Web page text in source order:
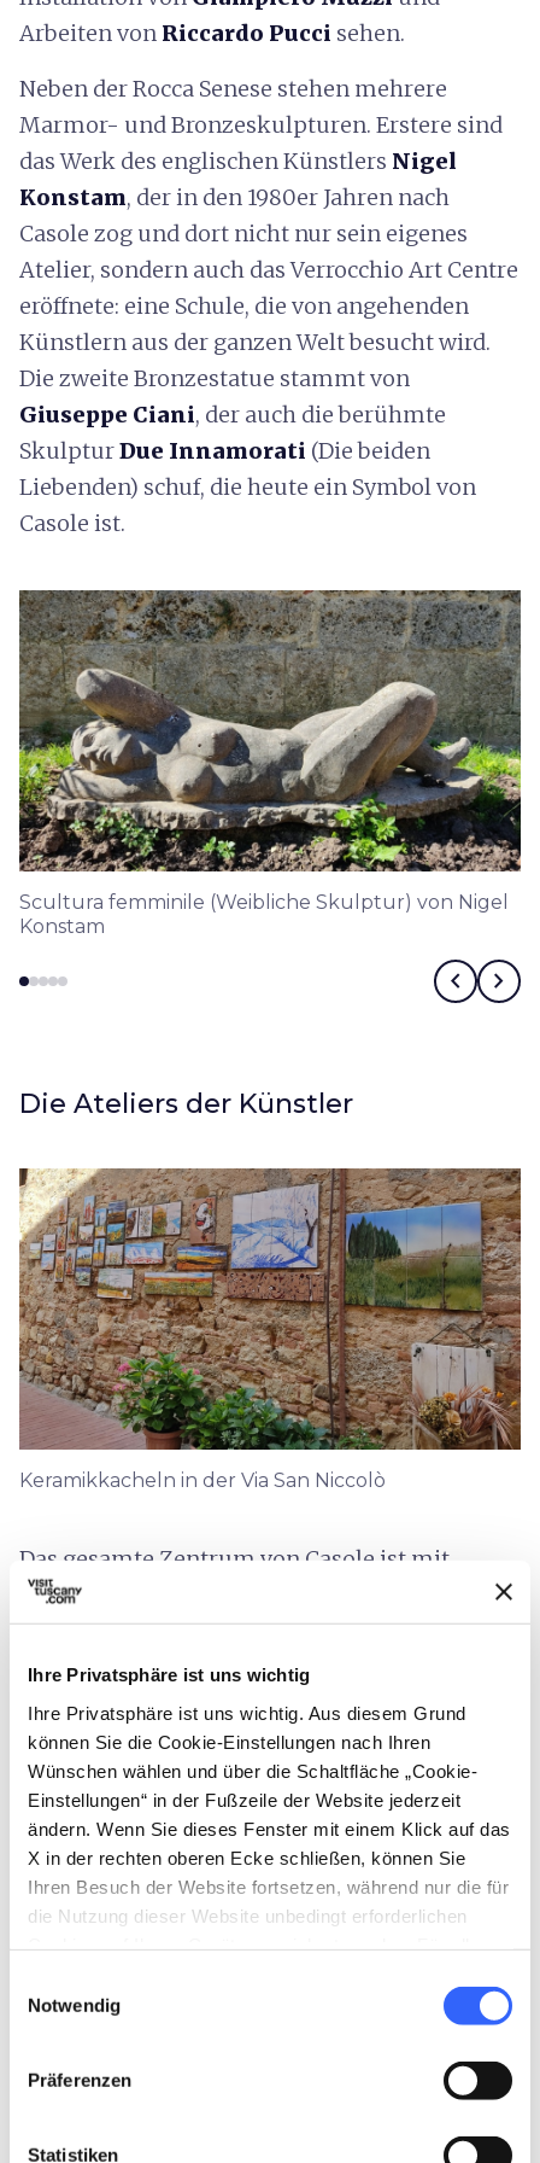
Ihre Privatsphäre ist uns wichtig
Ihre Privatsphäre ist uns wichtig. Aus diesem Grund
können Sie die Cookie-Einstellungen nach Ihren
Wünschen wählen und über die Schaltfläche „Cookie-
Einstellungen“ in der Fußzeile der Website jederzeit
ändern. Wenn Sie dieses Fenster mit einem Klick auf das
X in der rechten oberen Ecke schließen, können Sie
Ihren Besuch der Website fortsetzen, während nur die für
die Nutzung dieser Website unbedingt erforderlichen
Zustimmung.
Notwendig
Präferenzen
Statistiken
Arbeiten von Riccardo Pucci sehen.
Neben der Rocca Senese stehen mehrere
Marmor- und Bronzeskulpturen. Erstere sind
das Werk des englischen Künstlers Nigel
Konstam, der in den 1980er Jahren nach
Casole zog und dort nicht nur sein eigenes
Atelier, sondern auch das Verrocchio Art Centre
eröffnete: eine Schule, die von angehenden
Künstlern aus der ganzen Welt besucht wird.
Die zweite Bronzestatue stammt von
Giuseppe Ciani, der auch die berühmte
SkulpturDue Innamorati (Die beiden
Liebenden) schuf, die heute ein Symbol von
Casole ist.
Scultura femminile (Weibliche Skulptur) von Nigel
Konstam
chevron_left chevron_right
Die Ateliers der Künstler
Keramikkacheln in der Via San Niccolò
Das gesamte Zentrum von Casole ist mit
Kacheln geschmückt, die von verschiedenen
Künstlern bemalt wurden, kleine Schätze, die
man bei einem Spaziergang durch die Straßen
entdecken kann. Entlang der Hauptstraße
befinden sich dieTöpferwerkstatt von
Martabì, doch auch das Atelier von Linda
Leupoldund die Galerie „iSculpture“.
In der Via San Niccolò hingegen befindet sich
dasAtelier von Anna Morandi
, die
Bäckerei von Casole wiederbelebt hat; ein
Bildhauers
Il
vorgestellt wurde. Für diejenigen, die Kunst